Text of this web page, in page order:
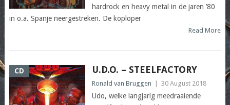
hardrock en heavy metal in de jaren ’80
in o.a. Spanje neergestreken. De koploper
Read More
CD U.D.O. – STEELFACTORY
Ronald van Bruggen 30 August 2018
Udo, welke langjarig meedraaiende